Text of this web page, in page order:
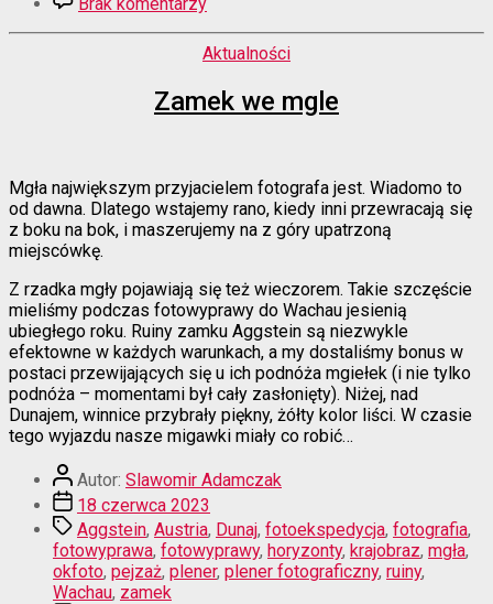
Zamek
w
TyroluKategorie
Aktualności
Zamek we mgle
Mgła największym przyjacielem fotografa jest. Wiadomo to
od dawna. Dlatego wstajemy rano, kiedy inni przewracają się
z boku na bok, i maszerujemy na z góry upatrzoną
miejscówkę.
Z rzadka mgły pojawiają się też wieczorem. Takie szczęście
mieliśmy podczas fotowyprawy do Wachau jesienią
ubiegłego roku. Ruiny zamku Aggstein są niezwykle
efektowne w każdych warunkach, a my dostaliśmy bonus w
postaci przewijających się u ich podnóża mgiełek (i nie tylko
podnóża – momentami był cały zasłonięty). Niżej, nad
Dunajem, winnice przybrały piękny, żółty kolor liści. W czasie
tego wyjazdu nasze migawki miały co robić…
Autor
wpisu
Autor: Slawomir Adamczak
Data
wpisu
18 czerwca 2023
TagiAggstein, Austria, Dunaj, fotoekspedycja, fotografia,
fotowyprawa, fotowyprawy, horyzonty, krajobraz, mgła,
okfoto, pejzaż, plener, plener fotograficzny, ruiny,
Wachau, zamek